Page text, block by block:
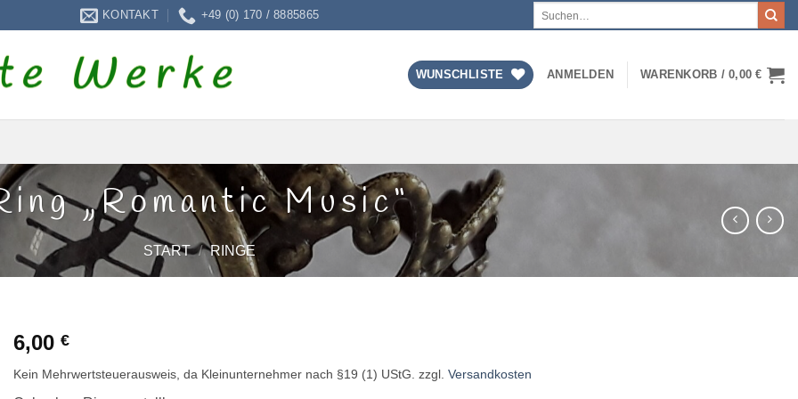
KONTAKT +49 (0) 170 / 8885865
WUNSCHLISTE ANMELDEN WARENKORB /0,00€
„Romantic Music“
START / RINGE
6,00 €
Kein Mehrwertsteuerausweis, da Kleinunternehmer nach §19 (1) UStG. zzgl. Versandkosten